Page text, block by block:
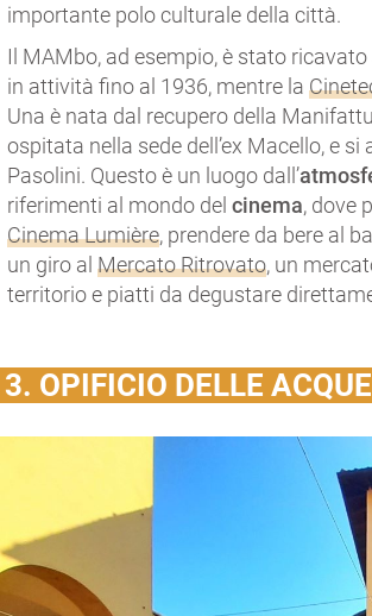
importante polo culturale della città.
Il MAMbo, ad esempio, è stato
in attività fino al 1936, mentre la
Una è nata dal recupero della
ospitata nella sede dell’ex Macello, e
Pasolini. Questo è un luogo dall’
riferimenti al mondo delcinema, dove
Cinema Lumière, prendere da bere al
un giro alMercato Ritrovato, un
territorio e piatti da degustare
3. OPIFICIO DELLE ACQUE